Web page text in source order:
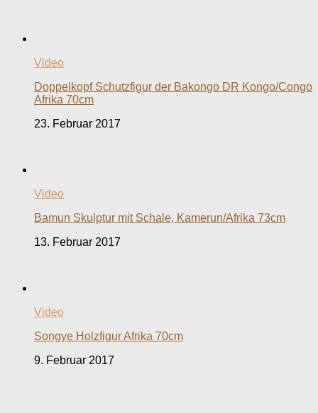
Video
Doppelkopf Schutzfigur der Bakongo DR Kongo/Congo
Afrika 70cm
23. Februar 2017
Video
Bamun Skulptur mit Schale, Kamerun/Afrika 73cm
13. Februar 2017
Video
Songye Holzfigur Afrika 70cm
9. Februar 2017